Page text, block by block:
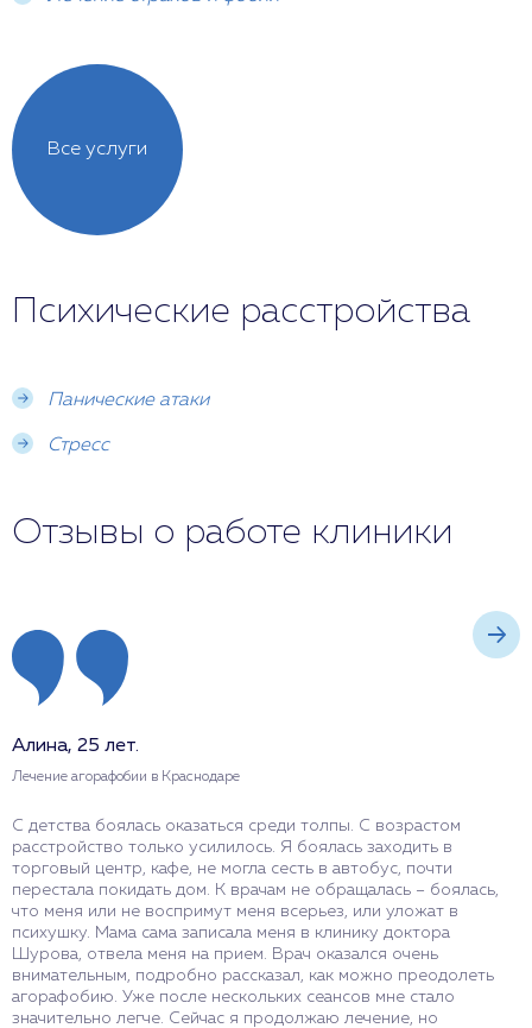
Все услуги
Психические расстройства
Панические атаки
Стресс
Отзывы о работе клиники
Алина, 25 лет.
Лечение агорафобии в Краснодаре
С детства боялась оказаться среди толпы. С возрастом
расстройство только усилилось. Я боялась заходить в
торговый центр, кафе, не могла сесть в автобус, почти
перестала покидать дом. К врачам не обращалась – боялась,
что меня или не воспримут меня всерьез, или уложат в
психушку. Мама сама записала меня в клинику доктора
Шурова, отвела меня на прием. Врач оказался очень
внимательным, подробно рассказал, как можно преодолеть
агорафобию. Уже после нескольких сеансов мне стало
значительно легче. Сейчас я продолжаю лечение, но